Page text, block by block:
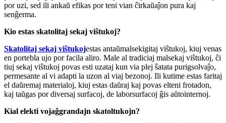
por uzi, sed ili ankaŭ efikas por teni vian ĉirkaŭaĵon pura kaj
senĝerma.
Kio estas skatolitaj sekaj viŝtukoj?
Skatolitaj sekaj viŝtukojestas antaŭmalsekigitaj viŝtukoj, kiuj venas
en portebla ujo por facila aliro. Male al tradiciaj malsekaj viŝtukoj, ĉi
tiuj sekaj viŝtukoj povas esti uzataj kun via plej ŝatata purigsolvaĵo,
permesante al vi adapti la uzon al viaj bezonoj. Ili kutime estas faritaj
el daŭremaj materialoj, kiuj estas daŭraj kaj povas elteni frotadon,
kaj taŭgas por diversaj surfacoj, de laborsurfacoj ĝis aŭtointernoj.
Kial elekti vojaĝgrandajn skatoltukojn?